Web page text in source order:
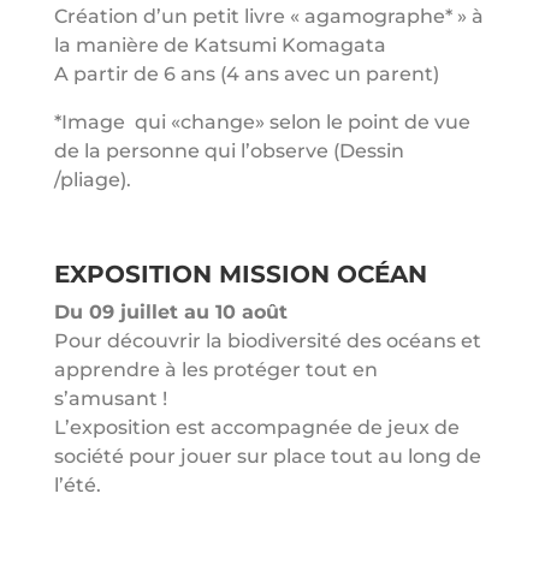
Création d’un petit livre « agamographe* » à
la manière de Katsumi Komagata
A partir de 6 ans (4 ans avec un parent)
*Image qui «change» selon le point de vue
de la personne qui l’observe (Dessin
/pliage).
EXPOSITION MISSION OCÉAN
Du 09 juillet au 10 août
Pour découvrir la biodiversité des océans et
apprendre à les protéger tout en
s’amusant !
L’exposition est accompagnée de jeux de
société pour jouer sur place tout au long de
l’été.